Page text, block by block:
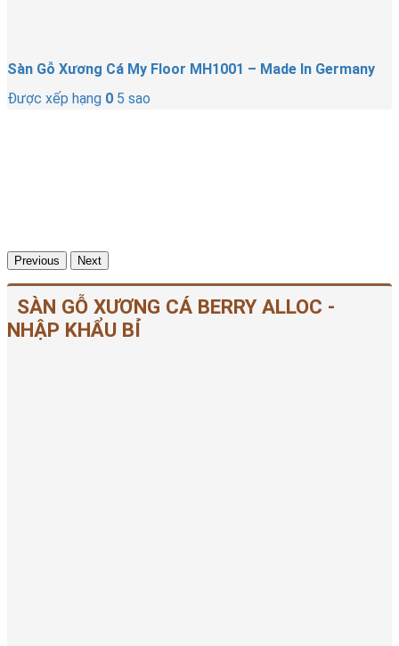
Sàn Gỗ Xương Cá My Floor MH1001 – Made In Germany
Được xếp hạng 0 5 sao
Previous Next
SÀN GỖ XƯƠNG CÁ BERRY ALLOC -
NHẬP KHẨU BỈ